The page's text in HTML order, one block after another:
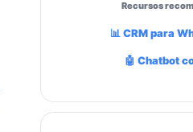
Recursos
📊 CRM para
🤖 Chatbot